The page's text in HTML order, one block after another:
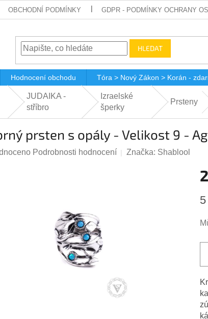
OBCHODNÍ PODMÍNKY GDPR - PODMÍNKY OCHRANY
HLEDAT
Hodnocení obchodu Tóra > Nový Zákon > Korán -
JUDAIKA -
stříbro
Izraelské
šperky
Prsteny
prsten s opály - Velikost 9 -
Podrobnosti hodnocení Značka: Shablool